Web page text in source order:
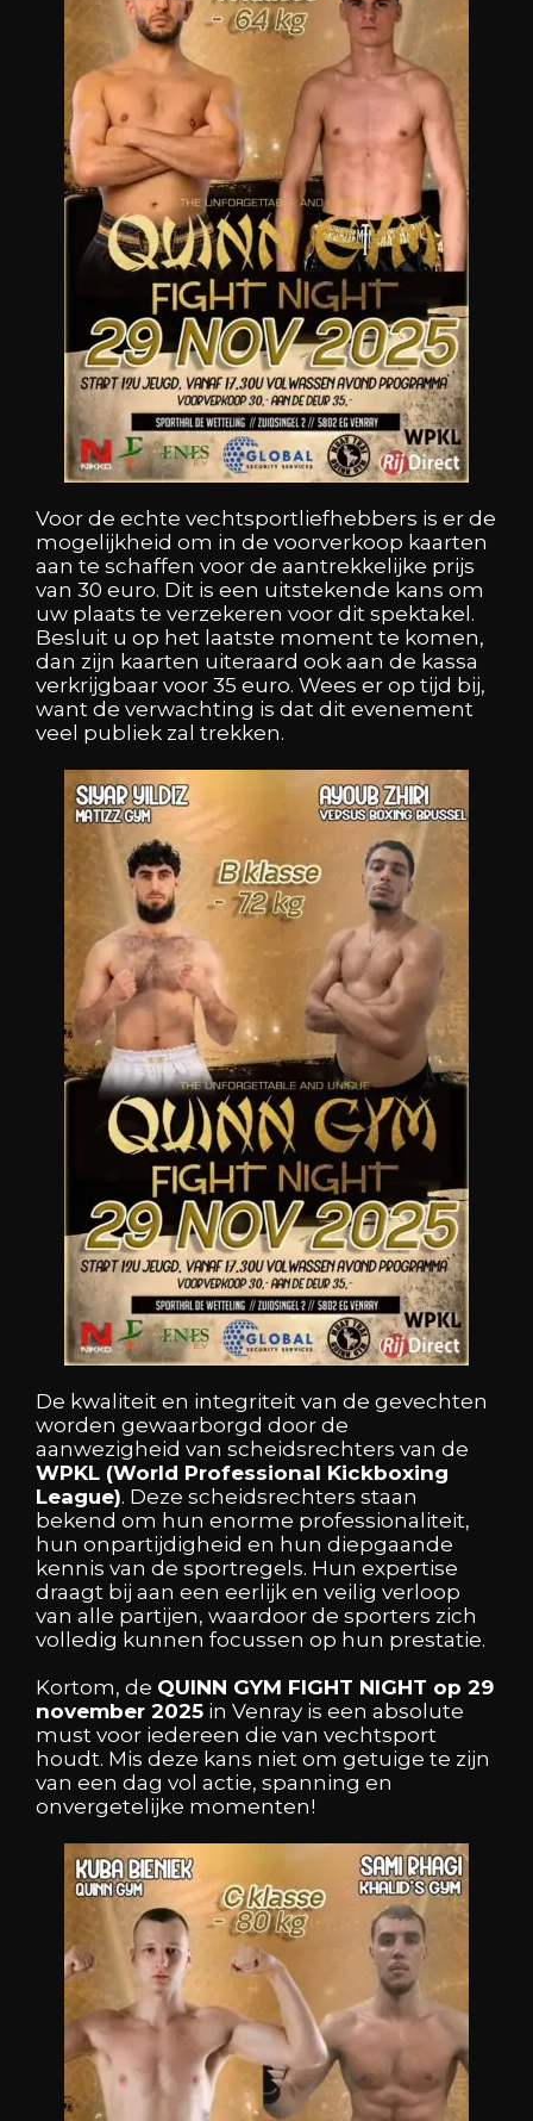
Voor de echte vechtsportliefhebbers is er de
mogelijkheid om in de voorverkoop kaarten
aan te schaffen voor de aantrekkelijke prijs
van 30 euro. Dit is een uitstekende kans om
uw plaats te verzekeren voor dit spektakel.
Besluit u op het laatste moment te komen,
dan zijn kaarten uiteraard ook aan de kassa
verkrijgbaar voor 35 euro. Wees er op tijd bij,
want de verwachting is dat dit evenement
veel publiek zal trekken.
De kwaliteit en integriteit van de gevechten
worden gewaarborgd door de
aanwezigheid van scheidsrechters van de
WPKL (World Professional Kickboxing
League). Deze scheidsrechters staan
bekend om hun enorme professionaliteit,
hun onpartijdigheid en hun diepgaande
kennis van de sportregels. Hun expertise
draagt bij aan een eerlijk en veilig verloop
van alle partijen, waardoor de sporters zich
volledig kunnen focussen op hun prestatie.
Kortom, de QUINN GYM FIGHT NIGHT op 29
november 2025 in Venray is een absolute
must voor iedereen die van vechtsport
houdt. Mis deze kans niet om getuige te zijn
van een dag vol actie, spanning en
onvergetelijke momenten!